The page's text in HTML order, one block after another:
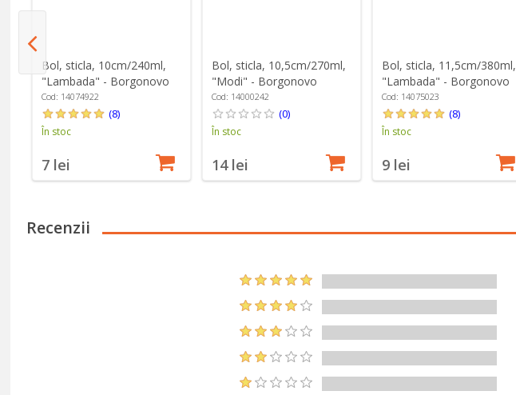
Bol, sticla, 10cm/240ml,
"Lambada" - Borgonovo
Cod: 14074922
(8)
În stoc
7 lei
Bol, sticla, 10,5cm/270ml,
"Modi" - Borgonovo
Cod: 14000242
(0)
În stoc
14 lei
Bol, sticla, 11,5cm/380ml,
"Lambada" - Borgonovo
Cod: 14075023
(8)
În stoc
9 lei
Recenzii